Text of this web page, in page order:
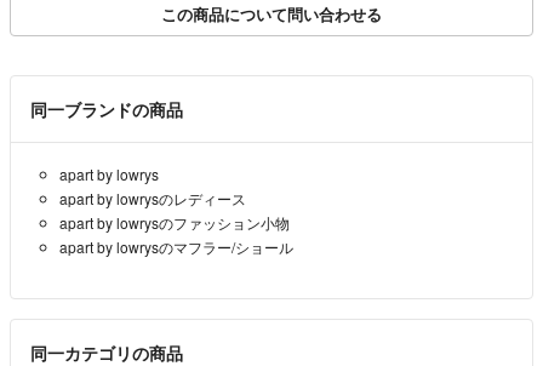
ルイアネックス店 / RAGTAG日本橋高島屋店 / RAGTAG有楽町マルイ店
/ RAGTAGニュウマン高輪店 / RAGTAGルミネ池袋店 / RAGTAG下北沢
TAGなんばパークス店 / RAGTAG神戸店 / RAGTAG広島店 / RAGTAG広
島府中店 / RAGTAG福岡店 / RAGTAG福岡パルコ店 /
rt銀座店 / rt名古屋店
この商品について問い合わせる
同一ブランドの商品
apart by lowrys
apart by lowrysのレディース
apart by lowrysのファッション小物
apart by lowrysのマフラー/ショール
同一カテゴリの商品